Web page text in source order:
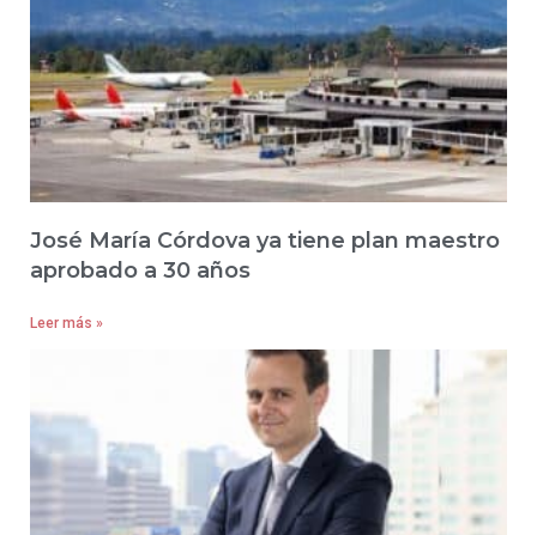
José María Córdova ya tiene plan maestro
aprobado a 30 años
Leer más »